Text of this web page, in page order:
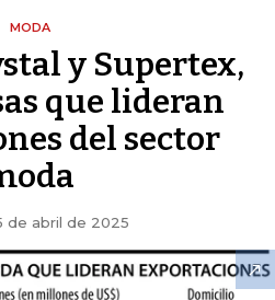
MODA
y Supertex,
que lideran
del sector
de abril de 2025